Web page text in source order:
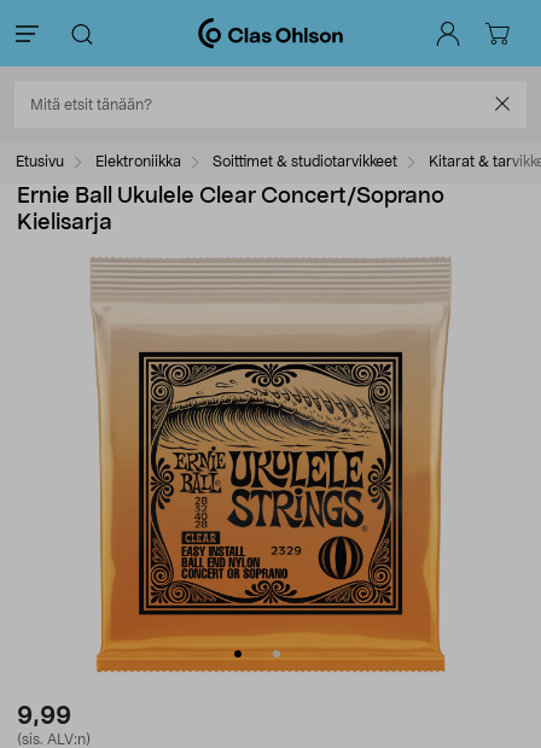
Etusivu Elektroniikka Soittimet & studiotarvikkeet Kitarat &
Ernie Ball Ukulele Clear Concert/Soprano
Kielisarja
9,99
(sis. ALV:n)